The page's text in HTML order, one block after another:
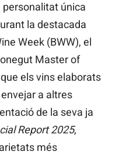
personalitat única
la destacada
Week (BWW), el
Master of
els vins elaborats
a altres
de la seva ja
Report 2025,
més